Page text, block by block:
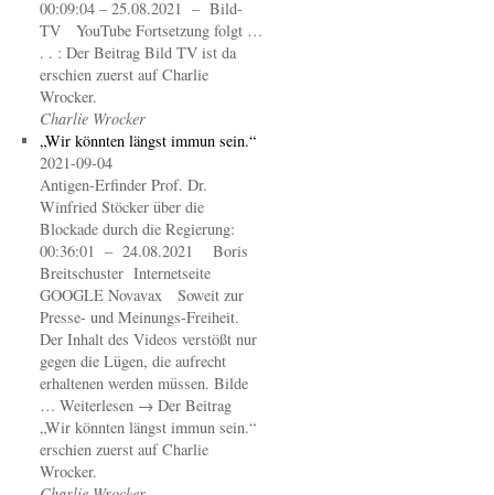
00:09:04 – 25.08.2021 – Bild-
TV YouTube Fortsetzung folgt …
. . : Der Beitrag Bild TV ist da
erschien zuerst auf Charlie
Wrocker.
Charlie Wrocker
„Wir könnten längst immun sein.“
2021-09-04
Antigen-Erfinder Prof. Dr.
Winfried Stöcker über die
Blockade durch die Regierung:
00:36:01 – 24.08.2021 Boris
Breitschuster Internetseite
GOOGLE Novavax Soweit zur
Presse- und Meinungs-Freiheit.
Der Inhalt des Videos verstößt nur
gegen die Lügen, die aufrecht
erhaltenen werden müssen. Bilde
… Weiterlesen → Der Beitrag
„Wir könnten längst immun sein.“
erschien zuerst auf Charlie
Wrocker.